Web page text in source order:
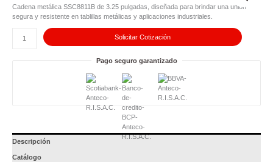
Cadena metálica SSC8811B de 3.25 pulgadas, diseñada para brindar una unión
segura y resistente en tablillas metálicas y aplicaciones industriales.
Solicitar Cotización
Pago seguro garantizado
Descripción
Catálogo